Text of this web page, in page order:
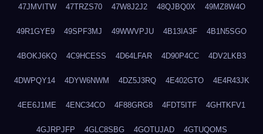
47JMVITW 47TRZS70 47W8J2J2 48QJBQ0X 49MZ8W4O
49R1GYE9 49SPF3MJ 49WWVPJU 4B13IA3F 4B1N5SGO
4BOKJ6KQ 4C9HCESS 4D64LFAR 4D90P4CC 4DV2LKB3
4DWPQY14 4DYW6NWM 4DZ5J3RQ 4E402GTO 4E4R43JK
4EE6J1ME 4ENC34CO 4F88GRG8 4FDT5ITF 4GHTKFV1
4GJRPJFP 4GLC8SBG 4GOTUJAD 4GTUQOMS